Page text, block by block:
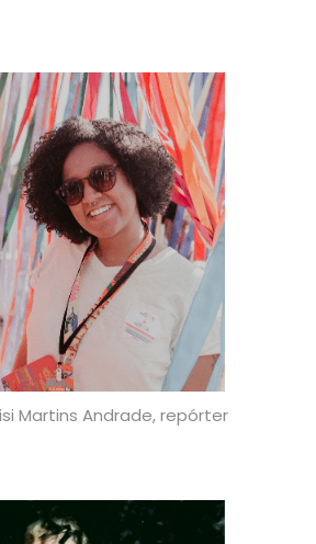
Martins Andrade, repórter